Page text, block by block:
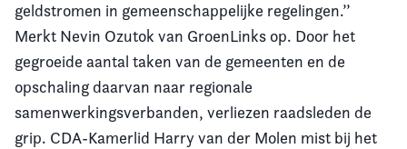
geldstromen in gemeenschappelijke regelingen.’’
Merkt Nevin Ozutok van GroenLinks op. Door het
gegroeide aantal taken van de gemeenten en de
opschaling daarvan naar regionale
samenwerkingsverbanden, verliezen raadsleden de
grip. CDA-Kamerlid Harry van der Molen mist bij het